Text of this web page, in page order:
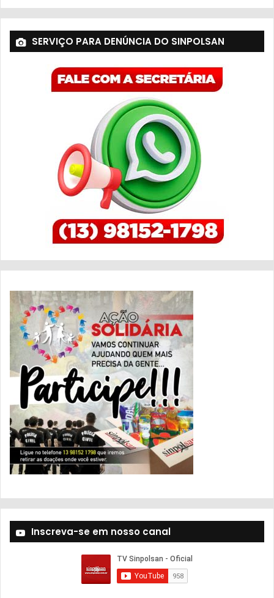
SERVIÇO PARA DENÚNCIA DO SINPOLSAN
Inscreva-se em nosso canal